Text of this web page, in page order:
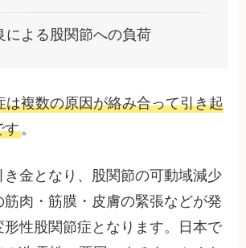
による股関節への負荷
は複数の原因が絡み合って引き起
す。
き金となり、股関節の可動域減少
肉・筋膜・皮膚の緊張などが発
形性股関節症となります。日本で